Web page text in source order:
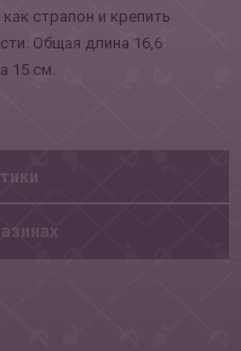
страпон и крепить
Общая длина 16,6
15 см.